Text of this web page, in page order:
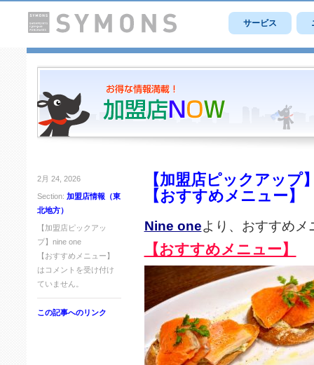
サービス
2月 24, 2026
Section: 加盟店情報（東
北地方）
【加盟店ピックアッ
プ】nine one
【おすすめメニュー】
は コメントを受け付け
ていません。
この記事へのリンク
【加盟店ピックアップ
【おすすめメニュー】
Nine oneより、おすすめ
【おすすめメニュー】